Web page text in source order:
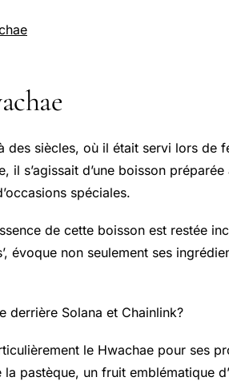
des siècles, où il était servi lors de
il s’agissait d’une boisson
spéciales.
de cette boisson est restée
évoque non seulement ses
derrière Solana et Chainlink?
le Hwachae pour ses
pastèque, un fruit emblématique